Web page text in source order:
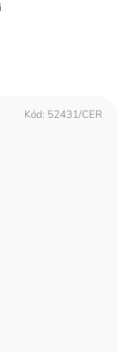
Kód: 52431/CER